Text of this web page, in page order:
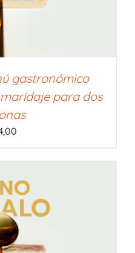
gastronómico
maridaje para dos